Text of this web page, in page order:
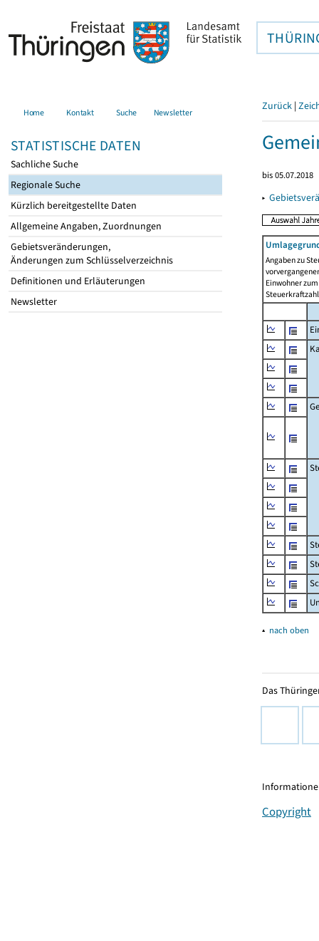
Home Kontakt Suche Newsletter
STATISTISCHE DATEN
Sachliche Suche
Regionale Suche
Kürzlich bereitgestellte Daten
Allgemeine Angaben, Zuordnungen
Gebietsveränderungen,
Änderungen zum Schlüsselverzeichnis
Definitionen und Erläuterungen
Newsletter
Zurück |
bis 05.07.2018
▸
Angaben zu
Einwohner
▴ nach oben
Das
Copyright